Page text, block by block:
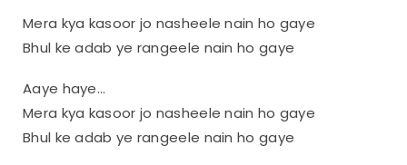
Mera kya kasoor jo nasheele nain ho gaye
Bhul ke adab ye rangeele nain ho gaye
Aaye haye…
Mera kya kasoor jo nasheele nain ho gaye
Bhul ke adab ye rangeele nain ho gaye